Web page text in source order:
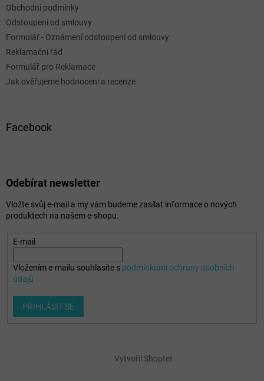
Obchodní podmínky
Odstoupení od smlouvy
Formulář - Oznámení odstoupení od smlouvy
Reklamační řád
Formulář pro Reklamace
Jak ověřujeme hodnocení a recenze
Facebook
Odebírat newsletter
Vložte svůj e-mail a my vám budeme zasílat informace o nových
produktech na našem e-shopu.
E-mail
Vložením e-mailu souhlasíte s podmínkami ochrany osobních
údajů
PŘIHLÁSIT SE
Vytvořil Shoptet